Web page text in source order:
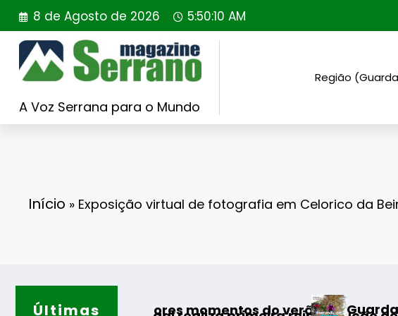
Saltar
para
conteúdo
8 de Agosto de 2026 5:50:11 AM
A Voz Serrana para o Mundo
Região
Início » Exposição virtual de fotografia em Celorico da
Últimas
momentos do verão Guarda desafia amantes do